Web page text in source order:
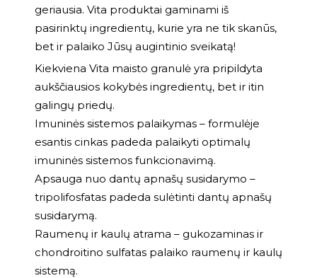
geriausia. Vita produktai gaminami iš
pasirinktų ingredientų, kurie yra ne tik skanūs,
bet ir palaiko Jūsų augintinio sveikatą!
Kiekviena Vita maisto granulė yra pripildyta
aukščiausios kokybės ingredientų, bet ir itin
galingų priedų.
Imuninės sistemos palaikymas – formulėje
esantis cinkas padeda palaikyti optimalų
imuninės sistemos funkcionavimą.
Apsauga nuo dantų apnašų susidarymo –
tripolifosfatas padeda sulėtinti dantų apnašų
susidarymą.
Raumenų ir kaulų atrama – gukozaminas ir
chondroitino sulfatas palaiko raumenų ir kaulų
sistemą.